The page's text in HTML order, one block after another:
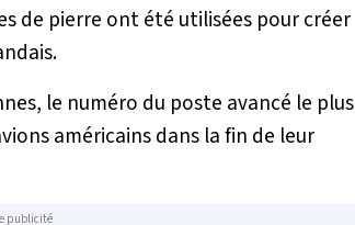
de pierre ont été utilisées pour créer
le numéro du poste avancé le plus
américains dans la fin de leur
publicité